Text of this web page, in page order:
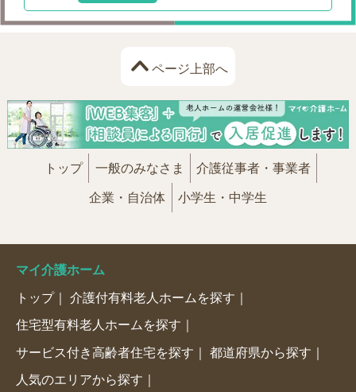
ページ上部へ
トップ 一般のみなさま 介護従事者・事業者
企業・自治体 小学生・中学生
マイ介護ホーム
トップ 介護付有料老人ホームを探す
住宅型有料老人ホームを探す
サービス付き高齢者住宅を探す 都道府県から探す
人気のエリアから探す